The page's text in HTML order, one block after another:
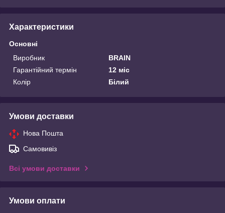
Характеристики
Основні
Виробник
BRAIN
Гарантійний термін
12 міс
Колір
Білий
Умови доставки
Нова Пошта
Самовивіз
Всі умови доставки
Умови оплати